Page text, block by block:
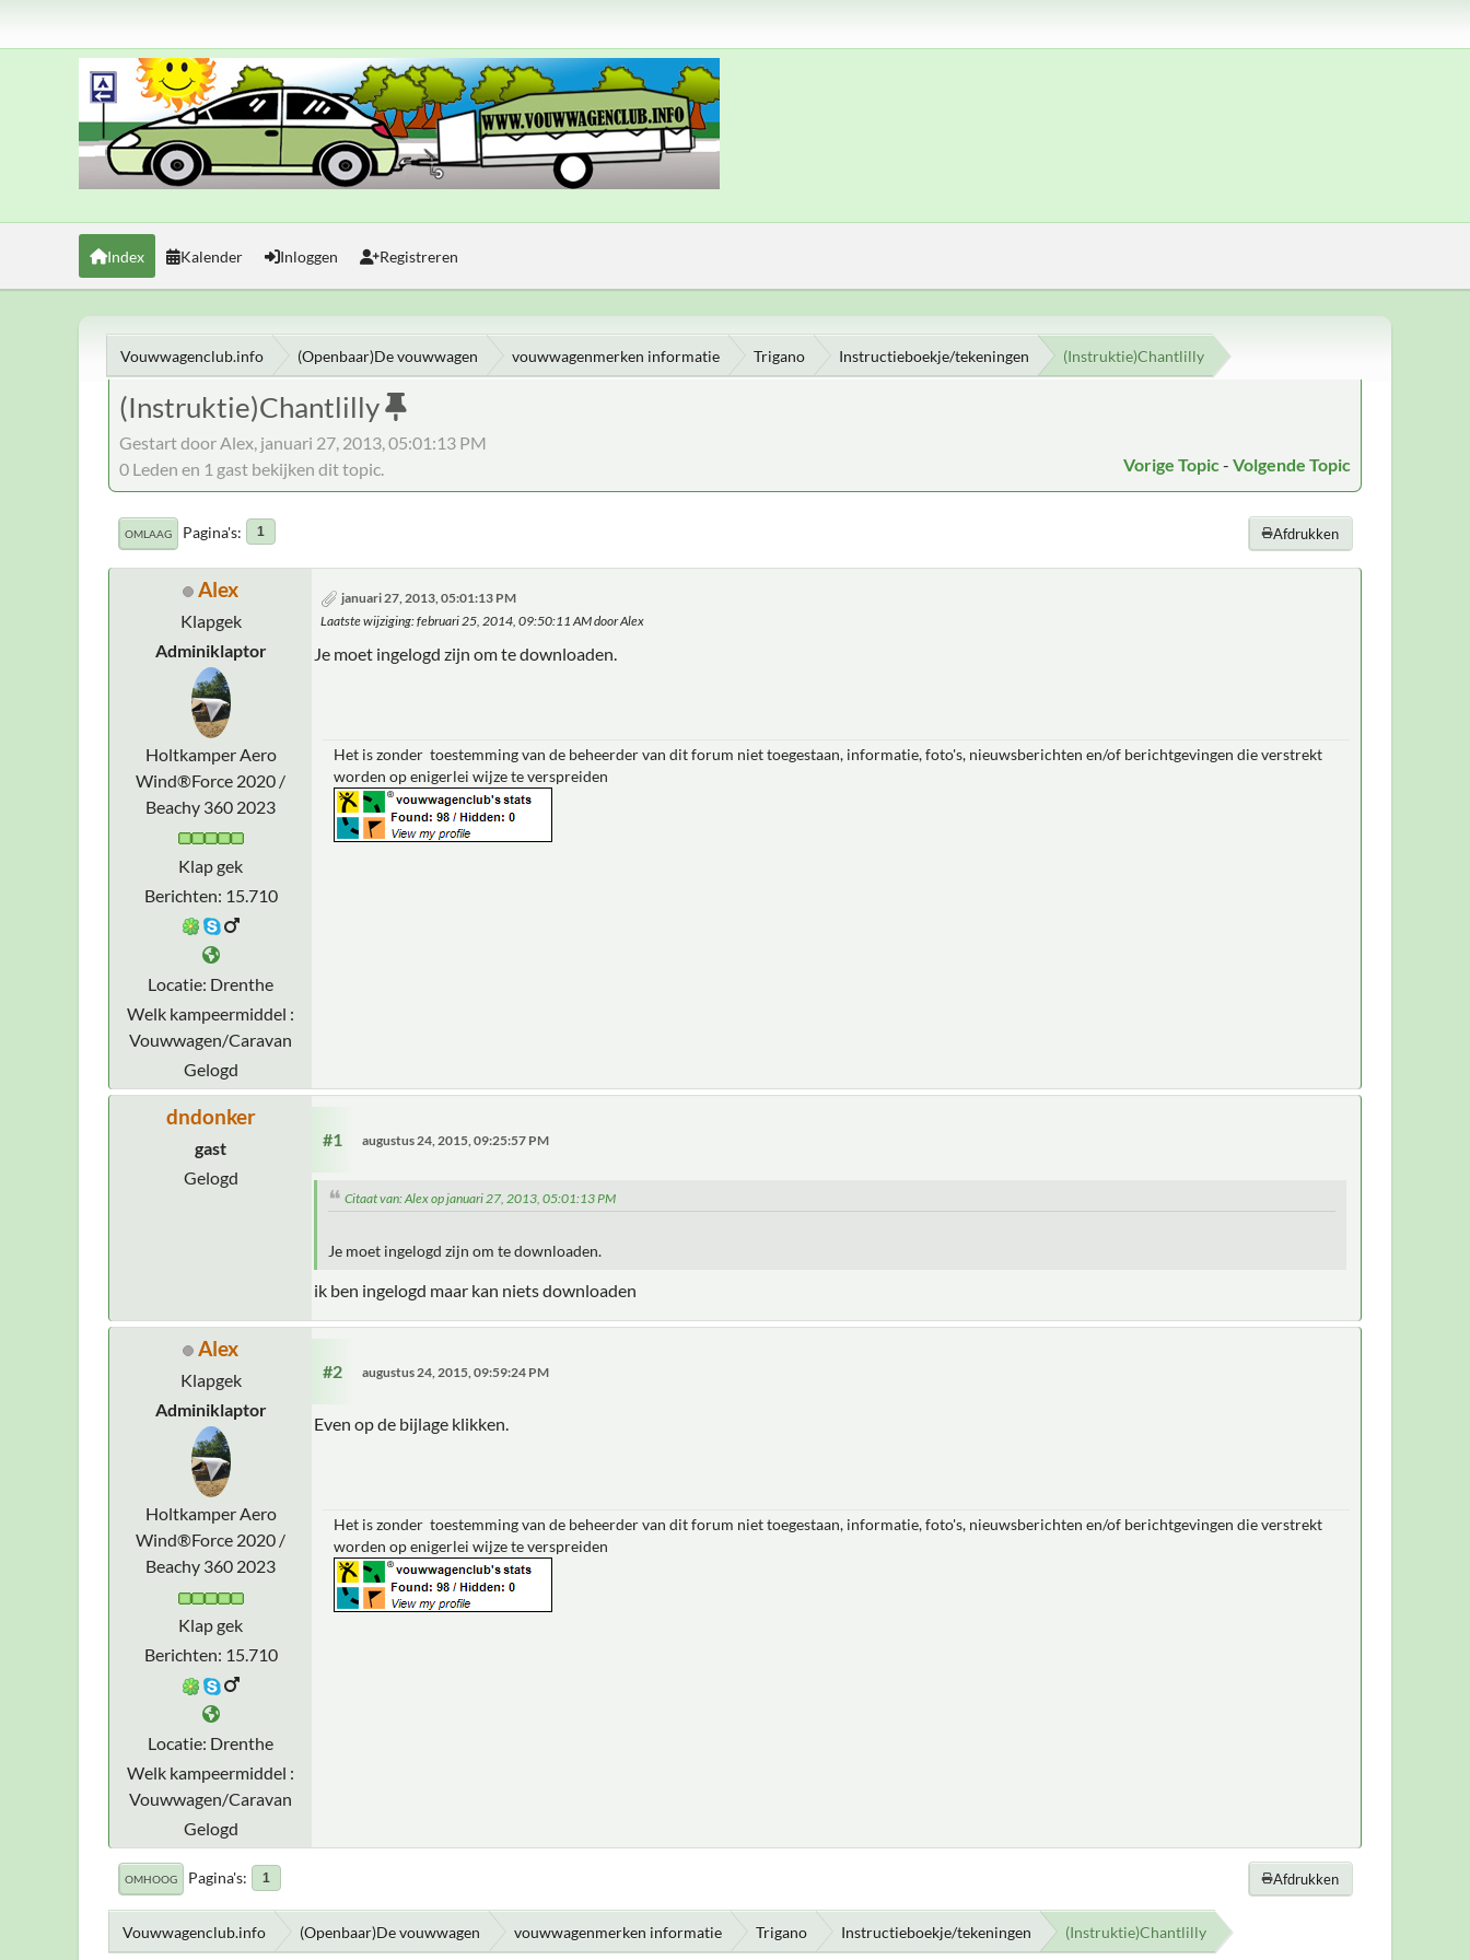
Index Kalender Inloggen Registreren
Vouwwagenclub.info (Openbaar)De vouwwagen vouwwagenmerken informatie Trigano Instructieboekje/tekeningen (Instruktie)Chantlilly
(Instruktie)Chantlilly
Gestart door Alex, januari 27, 2013, 05:01:13 PM
Vorige Topic - Volgende Topic
0 Leden en 1 gast bekijken dit topic.
Afdrukken
OMLAAG Pagina's 1
Alex
Klapgek
Adminiklaptor
Holtkamper Aero
Wind®Force 2020 /
Beachy 360 2023
Klap gek
Berichten: 15.710
Locatie: Drenthe
Welk kampeermiddel :
Vouwwagen/Caravan
Gelogd
januari 27, 2013, 05:01:13 PM
Laatste wijziging: februari 25, 2014, 09:50:11 AM door Alex
Je moet ingelogd zijn om te downloaden.
Het is zonder toestemming van de beheerder van dit forum niet toegestaan, informatie, foto's, nieuwsberichten en/of berichtgevingen die verstrekt
worden op enigerlei wijze te verspreiden
dndonker
gast
Gelogd
#1 augustus 24, 2015, 09:25:57 PM
Citaat van: Alex op januari 27, 2013, 05:01:13 PM
Je moet ingelogd zijn om te downloaden.
ik ben ingelogd maar kan niets downloaden
Alex
Klapgek
Adminiklaptor
Holtkamper Aero
Wind®Force 2020 /
Beachy 360 2023
Klap gek
Berichten: 15.710
Locatie: Drenthe
Welk kampeermiddel :
Vouwwagen/Caravan
Gelogd
#2 augustus 24, 2015, 09:59:24 PM
Even op de bijlage klikken.
Het is zonder toestemming van de beheerder van dit forum niet toegestaan, informatie, foto's, nieuwsberichten en/of berichtgevingen die verstrekt
worden op enigerlei wijze te verspreiden
Afdrukken
OMHOOG Pagina's 1
Vouwwagenclub.info (Openbaar)De vouwwagen vouwwagenmerken informatie Trigano Instructieboekje/tekeningen (Instruktie)Chantlilly